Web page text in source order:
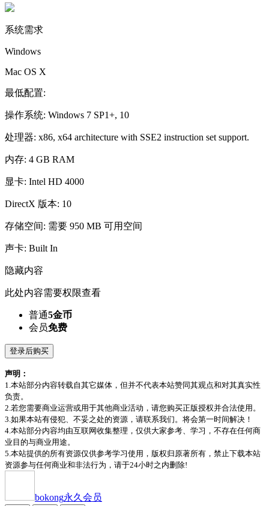
系统需求
Windows
Mac OS X
最低配置:
操作系统: Windows 7 SP1+, 10
处理器: x86, x64 architecture with SSE2 instruction set support.
内存: 4 GB RAM
显卡: Intel HD 4000
DirectX 版本: 10
存储空间: 需要 950 MB 可用空间
声卡: Built In
隐藏内容
此处内容需要权限查看
普通5金币
会员免费
登录后购买
声明：
1.本站部分内容转载自其它媒体，但并不代表本站赞同其观点和对其真实性
负责。
2.若您需要商业运营或用于其他商业活动，请您购买正版授权并合法使用。
3.如果本站有侵犯、不妥之处的资源，请联系我们。将会第一时间解决！
4.本站部分内容均由互联网收集整理，仅供大家参考、学习，不存在任何商
业目的与商业用途。
5.本站提供的所有资源仅供参考学习使用，版权归原著所有，禁止下载本站
资源参与任何商业和非法行为，请于24小时之内删除!
bokong永久会员